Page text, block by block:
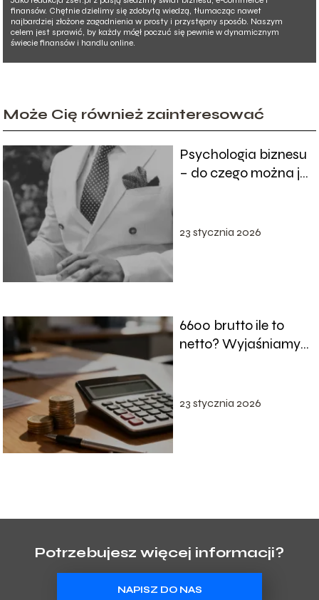
finansów. Chętnie dzielimy się zdobytą wiedzą, tłumacząc nawet
najbardziej złożone zagadnienia w prosty i przystępny sposób. Naszym
celem jest sprawić, by każdy mógł poczuć się pewnie w dynamicznym
świecie finansów i handlu online.
Może Cię również zainteresować
Psychologia biznesu
– do czego można ją
23 stycznia 2026
6600 brutto ile to
netto? Wyjaśniamy
23 stycznia 2026
Potrzebujesz więcej informacji?
NAPISZ DO NAS